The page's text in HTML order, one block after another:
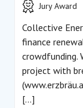
Jury Award
Collective
finance
crowdfunding.
project with
[…]